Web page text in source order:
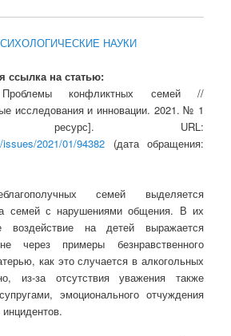
НАУКИ
ссылка на статью:
конфликтных семей //
исследования и инновации. 2021. № 1
ресурс]. URL:
2021/01/94382 (дата обращения:
семей выделяется
семей с нарушениями общения. В их
воздействие на детей выражается
через примеры безнравственного
как это случается в алкогольных
из-за отсутствия уважения также
эмоционального отчуждения